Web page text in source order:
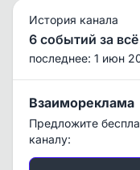
История канала
6 событий за
последнее: 1 июн
Взаимореклама
Предложите
каналу: